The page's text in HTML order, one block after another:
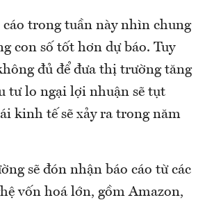
cáo trong tuần này nhìn chung
con số tốt hơn dự báo. Tuy
đủ để đưa thị trường tăng
tư lo ngại lợi nhuận sẽ tụt
kinh tế sẽ xảy ra trong năm
sẽ đón nhận báo cáo từ các
vốn hoá lớn, gồm Amazon,